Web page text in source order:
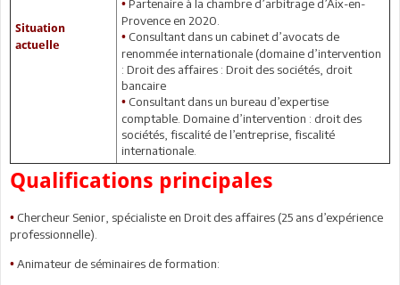
Situation
actuelle
• Partenaire à la chambre d’arbitrage d’Aix-en-
Provence en 2020.
• Consultant dans un cabinet d’avocats de
renommée internationale (domaine d’intervention
: Droit des affaires : Droit des sociétés, droit
bancaire
• Consultant dans un bureau d’expertise
comptable. Domaine d’intervention : droit des
sociétés, fiscalité de l’entreprise, fiscalité
internationale.
Qualifications principales
• Chercheur Senior, spécialiste en Droit des affaires (25 ans d’expérience
professionnelle).
• Animateur de séminaires de formation: